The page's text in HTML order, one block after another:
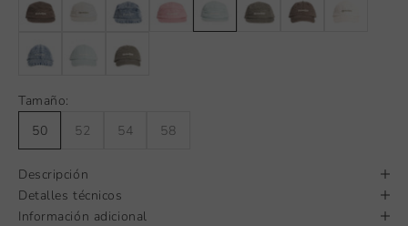
Tamaño:
50
52 54 58
Descripción
Detalles técnicos
Información adicional